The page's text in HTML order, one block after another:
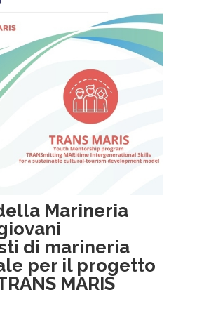
Marineria
di marineria
per il progetto
MARIS